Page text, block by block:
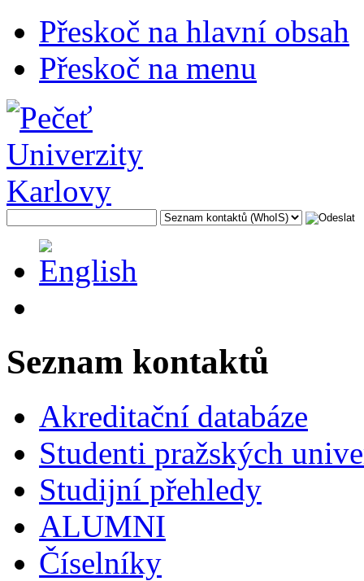
Přeskoč na hlavní obsah
Přeskoč na menu
Seznam kontaktů
Akreditační databáze
Studenti pražských
Studijní přehledy
ALUMNI
Číselníky